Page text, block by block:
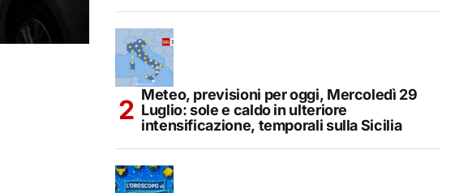
Meteo, previsioni per oggi, Mercoledì 29
Luglio: sole e caldo in ulteriore
intensificazione, temporali sulla Sicilia